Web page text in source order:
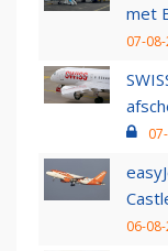
met
07-
06-